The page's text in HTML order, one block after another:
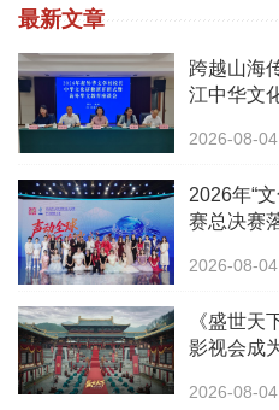
最新文章
跨越山海
江中华文
2026-08-04
2026年“
赛总决赛
2026-08-04
《盛世天
影视会成
2026-08-04